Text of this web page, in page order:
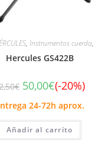
, Instrumentos cuerda,
Hercules GS422B
€ 50,00€(-20%)
24-72h aprox.
Añadir al carrito